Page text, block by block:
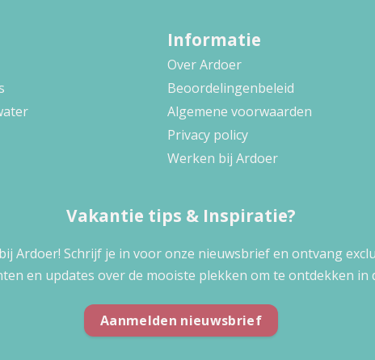
Informatie
Over Ardoer
Beoordelingenbeleid
Algemene voorwaarden
Privacy policy
Werken bij Ardoer
Vakantie tips & Inspiratie?
Ardoer! Schrijf je in voor onze nieuwsbrief en ontvang
en updates over de mooiste plekken om te ontdekken in
Aanmelden nieuwsbrief